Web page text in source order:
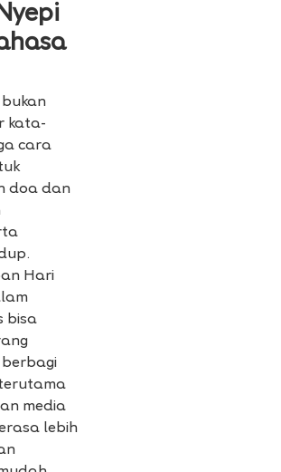
kata-
cara
doa dan
Hari
bisa
berbagi
media
lebih